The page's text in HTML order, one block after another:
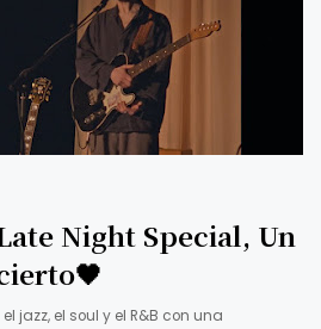
Night Special, Un
jazz, el soul y el R&B con una